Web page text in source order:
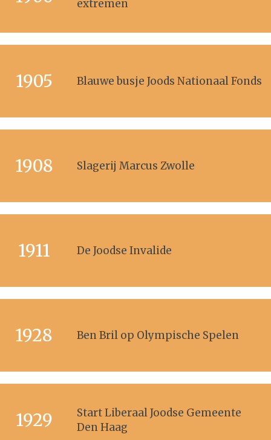
extremen
1905 Blauwe busje Joods Nationaal Fonds
1908 Slagerij Marcus Zwolle
1911 De Joodse Invalide
1928 Ben Bril op Olympische Spelen
1929
Start Liberaal Joodse Gemeente
Den Haag